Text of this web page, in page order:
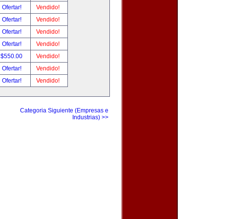
Ofertar!
Vendido!
Ofertar!
Vendido!
Ofertar!
Vendido!
Ofertar!
Vendido!
$550.00
Vendido!
Ofertar!
Vendido!
Ofertar! Vendido!
Categoria Siguiente (Empresas e
Industrias) >>